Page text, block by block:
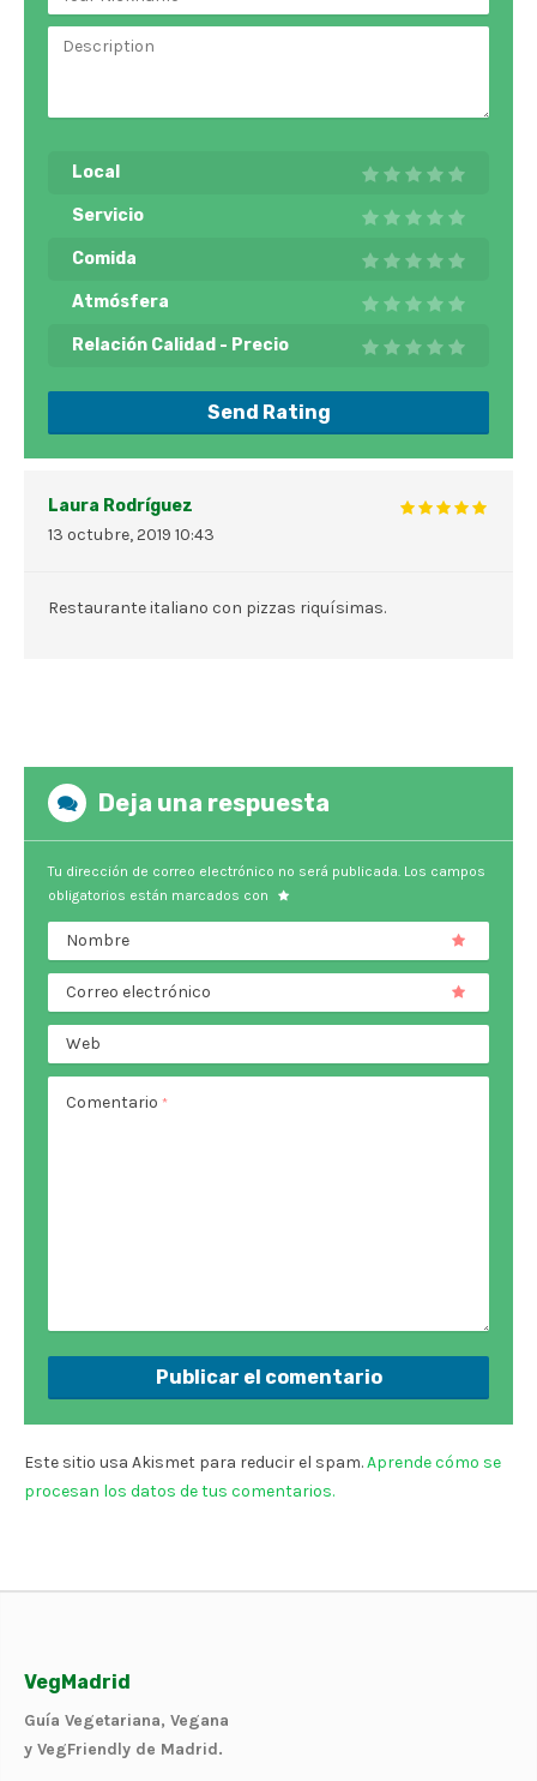
Local
Servicio
Comida
Atmósfera
Relación Calidad - Precio
Send Rating
Laura Rodríguez
13 octubre, 2019 10:43
Restaurante italiano con pizzas riquísimas.
Deja una respuesta
Tu dirección de correo electrónico no será publicada. Los campos
obligatorios están marcados con
Nombre
Correo electrónico
Web
Comentario *
Este sitio usa Akismet para reducir el spam.Aprende cómo se
procesan los datos de tus comentarios.
VegMadrid
Guía Vegetariana, Vegana
y VegFriendly de Madrid.